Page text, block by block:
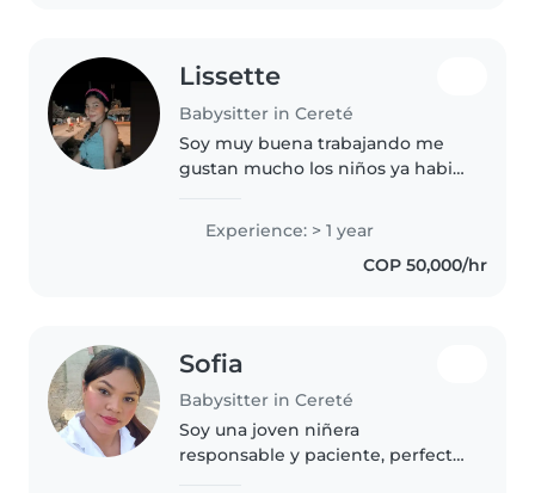
Lissette
Babysitter in Cereté
Soy muy buena trabajando me
gustan mucho los niños ya habia
Experience: > 1 year
COP 50,000/hr
Sofia
Babysitter in Cereté
Soy una joven niñera
responsable y paciente, perfecta